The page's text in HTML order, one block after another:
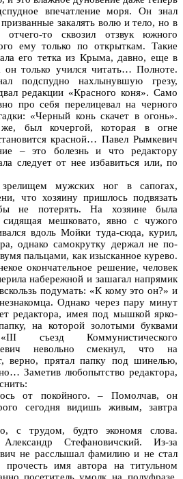
впечатление моря. Он знал
закалять волю и тело, но в
то сквозил отзвук южного
ему только по открыткам. Такие
его тетка из Крыма, давно, еще в
он только учился читать… Полноте.
подспудно нахлынувшую грезу,
редакции «Красного коня». Само
про себя перелицевал на черного
«Черный конь скачет в огонь».
был кочергой, которая в огне
красной… Павел Рымкевич
– это болезнь и что редактору
следует от нее избавиться или, по
мужских ног в сапогах,
что хозяину пришлось подвязать
не потерять. На хозяине была
мешковато, явно с чужого
вдоль Мойки туда-сюда, курил,
однако самокрутку держал не по-
пальцами, как изысканное курево.
окончательное решение, человек
набережной и зашагал напрямик
подумать: «К кому это он?» и
Однако через пару минут
редактора, имея под мышкой ярко-
на которой золотыми буквами
cъезд Коммунистического
невольно смекнул, что на
верно, прятал папку под шинелью,
Заметив любопытство редактора,
от покойного. – Помолчав, он
сегодня видишь живым, завтра
с трудом, будто экономя слова.
Стефановичский. Из-за
не расслышал фамилию и не стал
прочесть имя автора на титульном